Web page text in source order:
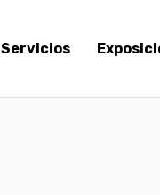
Servicios